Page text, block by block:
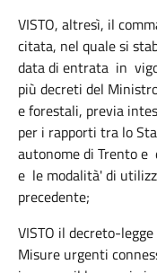
VISTO, altresì, il
citata, nel quale si
data di entrata in
più decreti del
e forestali, previa
per i rapporti tra lo
autonome di Trento
e le modalità' di
precedente;
VISTO il decreto-
Misure urgenti